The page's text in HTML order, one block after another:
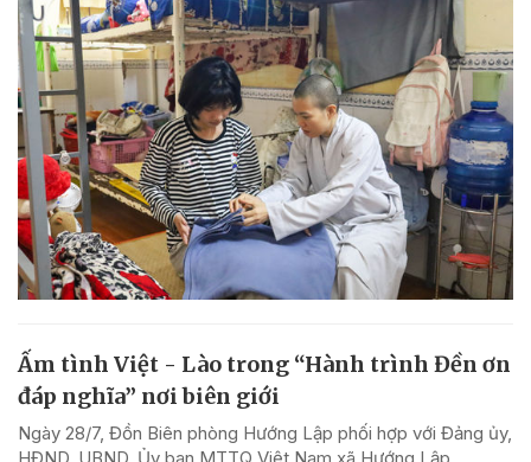
Ấm tình Việt - Lào trong “Hành trình Đền ơn
đáp nghĩa” nơi biên giới
Ngày 28/7, Đồn Biên phòng Hướng Lập phối hợp với Đảng ủy,